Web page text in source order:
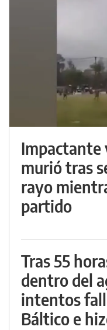
Impactante
murió tras
rayo
partido
Tras 55
dentro del
intentos
Báltico e